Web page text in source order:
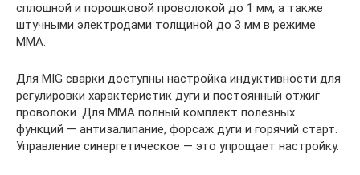
сплошной и порошковой проволокой до 1 мм, а также
штучными электродами толщиной до 3 мм в режиме
ММА.
Для MIG сварки доступны настройка индуктивности для
регулировки характеристик дуги и постоянный отжиг
проволоки. Для ММА полный комплект полезных
функций — антизалипание, форсаж дуги и горячий старт.
Управление синергетическое — это упрощает настройку.